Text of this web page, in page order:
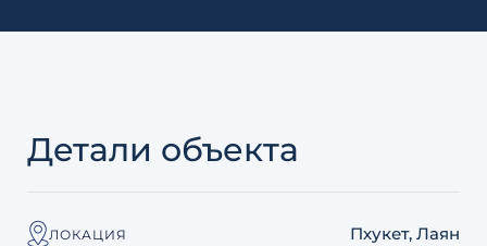
Детали объекта
ЛОКАЦИЯ Пхукет, Лаян